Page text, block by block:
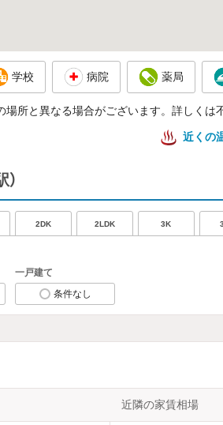
学校 病院 薬局
所と異なる場合がございます。詳しくは
近くの
2DK 2LDK 3K
一戸建て
条件なし
近隣の家賃相場